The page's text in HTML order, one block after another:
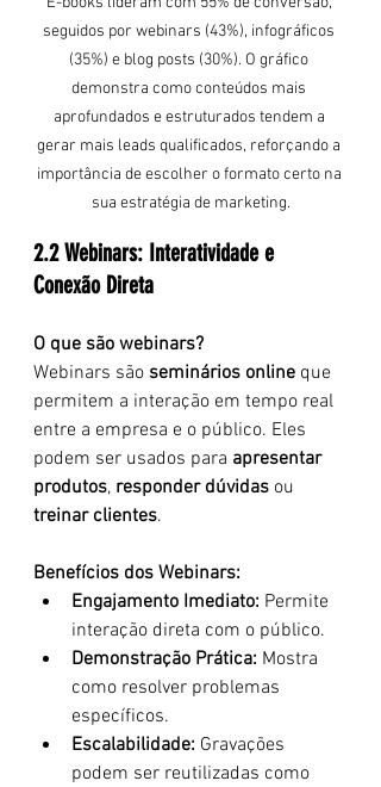
seguidos por webinars (43%), infográficos
(35%) e blog posts (30%). O gráfico
demonstra como conteúdos mais
aprofundados e estruturados tendem a
gerar mais leads qualificados, reforçando a
importância de escolher o formato certo na
sua estratégia de marketing.
2.2 Webinars: Interatividade e
Conexão Direta
O que são webinars?
Webinars são seminários online que
permitem a interação em tempo real
entre a empresa e o público. Eles
podem ser usados para apresentar
produtos, responder dúvidas ou
treinar clientes.
Benefícios dos Webinars:
Engajamento Imediato: Permite
interação direta com o público.
Demonstração Prática: Mostra
como resolver problemas
específicos.
Escalabilidade: Gravações
podem ser reutilizadas como